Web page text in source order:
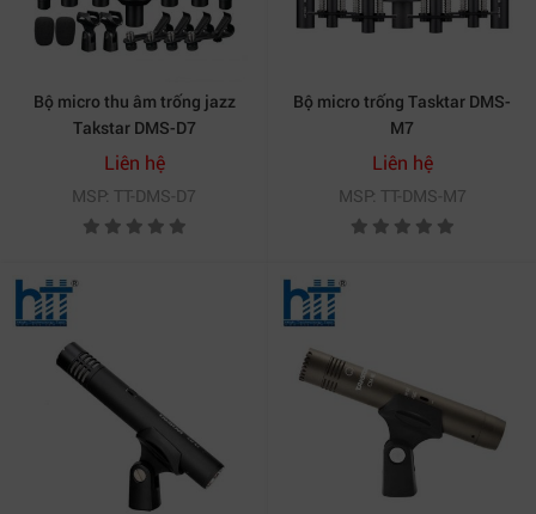
Bộ micro thu âm trống jazz
Takstar DMS-D7
Liên hệ
MSP: TT-DMS-D7
Bộ micro trống Tasktar DMS-
M7
Liên hệ
MSP: TT-DMS-M7